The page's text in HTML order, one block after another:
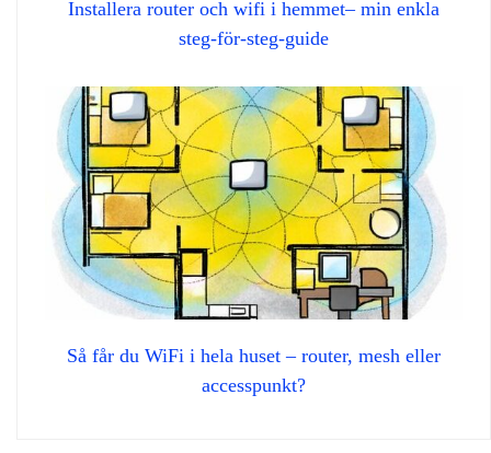
Installera router och wifi i hemmet– min enkla
steg‑för‑steg‑guide
Så får du WiFi i hela huset – router, mesh eller
accesspunkt?